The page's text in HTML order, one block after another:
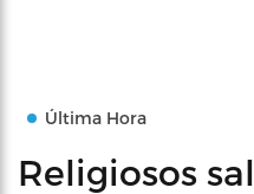
Última Hora
Religiosos